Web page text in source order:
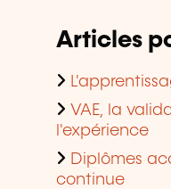
Articles
VAE, la
l'expérience
Diplômes
continue